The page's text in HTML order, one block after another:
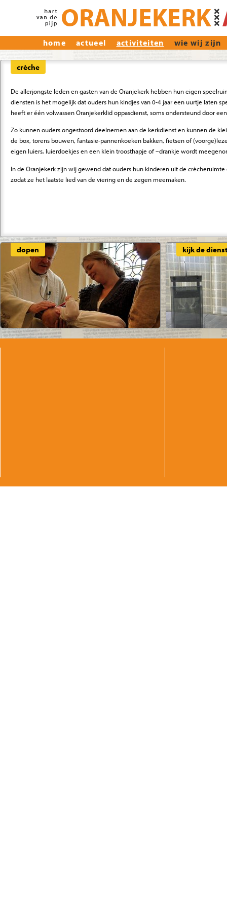
home actueel activiteiten wie wij zijn
crèche
De allerjongste leden en gasten van de Oranjekerk hebben hun eigen
diensten is het mogelijk dat ouders hun kindjes van 0-4 jaar een uurtje laten
heeft er één volwassen Oranjekerklid oppasdienst, soms ondersteund door
Zo kunnen ouders ongestoord deelnemen aan de kerkdienst en kunnen de
de box, torens bouwen, fantasie-pannenkoeken bakken, fietsen of
eigen luiers, luierdoekjes en een klein troosthapje of –drankje wordt
In de Oranjekerk zijn wij gewend dat ouders hun kinderen uit de
zodat ze het laatste lied van de viering en de zegen meemaken.
dopen kijk de